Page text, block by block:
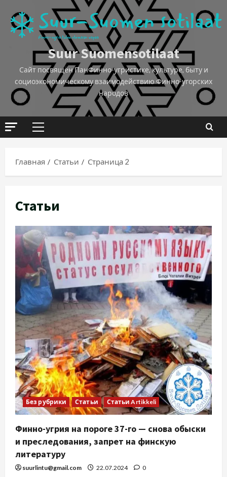
Suur Suomensotilaat
Сайт посвящён ПанФинно-угристике, культуре, быту и
социоэкономическому взаимодействию Финно-угорских
народов
Главная Статьи Страница 2
Статьи
Без рубрики Статьи Статьи Artikkeli
Финно-угрия на пороге 37-го — снова обыски
и преследования, запрет на финскую
литературу
suurlintu@gmail.com 22.07.2024 0